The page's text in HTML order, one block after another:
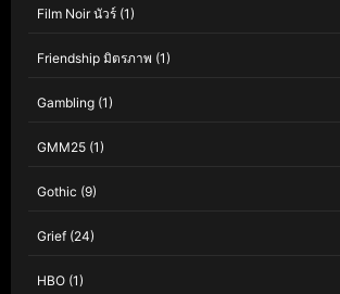
Film Noir นัวร์ (1)
Friendship มิตรภาพ (1)
Gambling (1)
GMM25 (1)
Gothic (9)
Grief (24)
HBO (1)